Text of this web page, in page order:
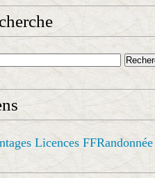
Licences FFRandonnée